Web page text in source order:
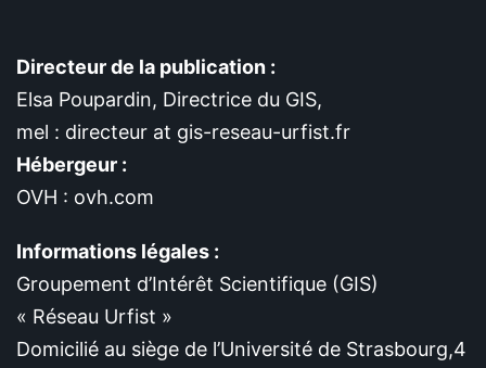
Directeur de la publication :
Elsa Poupardin, Directrice du GIS,
mel : directeur at gis-reseau-urfist.fr
Hébergeur :
OVH : ovh.com
Informations légales :
Groupement d’Intérêt Scientifique (GIS)
« Réseau Urfist »
Domicilié au siège de l’Université de Strasbourg,4